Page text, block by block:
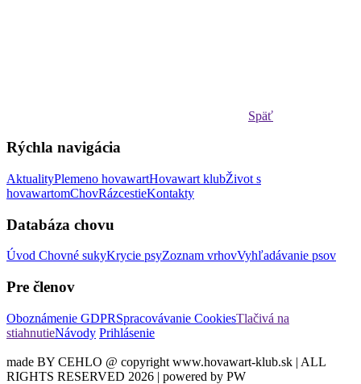
Späť
Rýchla navigácia
AktualityPlemeno hovawartHovawart klubŽivot s
hovawartomChovRázcestieKontakty
Databáza chovu
Úvod Chovné sukyKrycie psyZoznam vrhovVyhľadávanie psov
Pre členov
Oboznámenie GDPRSpracovávanie CookiesTlačivá na
stiahnutieNávody Prihlásenie
made BY CEHLO @ copyright www.hovawart-klub.sk | ALL
RIGHTS RESERVED 2026 | powered by PW